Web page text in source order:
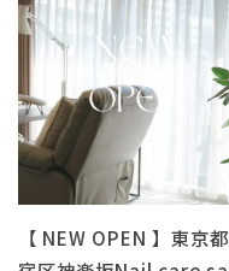
【 NEW OPEN 】東京